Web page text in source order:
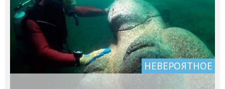
НЕВЕРОЯТНОЕ